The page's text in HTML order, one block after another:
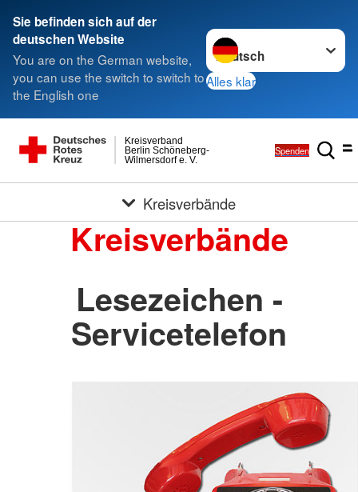
Sie befinden sich auf der
deutschen Website
You are on the German website,
you can use the switch to switch to
the English one
Sprache wechseln zu
Alles klar
Wilmersdorf e. V.
Berlin Schöneberg-
Kreisverband
Spenden
Kreisverbände
Kreisverbände
Lesezeichen -
Servicetelefon